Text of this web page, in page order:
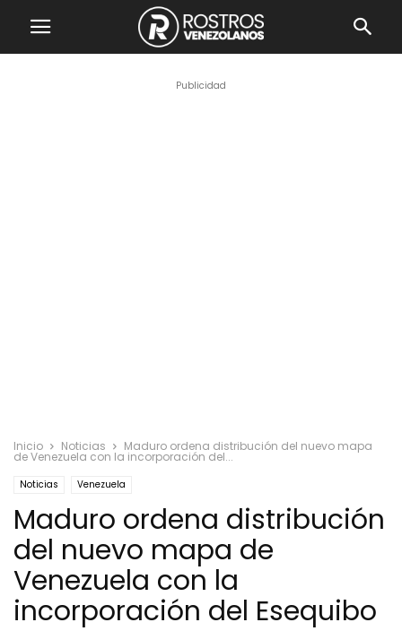
Publicidad
Inicio Noticias Maduro ordena distribución del nuevo mapa
de Venezuela con la incorporación del...
Noticias Venezuela
Maduro ordena distribución
del nuevo mapa de
Venezuela con la
incorporación del Esequibo